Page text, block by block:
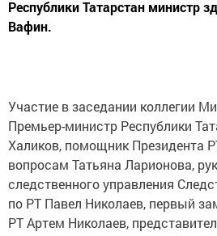
Республики Татарстан министр
Вафин.
Участие в заседании коллегии
Премьер-министр Республики
Халиков, помощник Президента
вопросам Татьяна Ларионова,
следственного управления
по РТ Павел Николаев, первый
РТ Артем Николаев,